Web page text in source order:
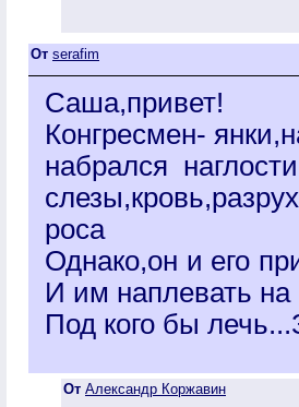
От serafim
Саша,привет!
Конгресмен-
набрался
роса
Однако,он и его
И им наплевать на
Под кого бы
От Александр Коржавин